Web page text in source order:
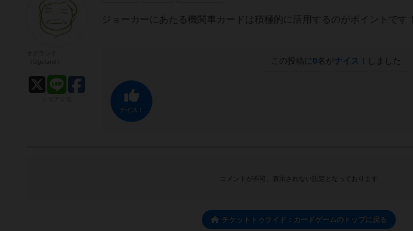
ジョーカーにあたる機関車カードは積極的に活用するのがポイントです！
この投稿に 0名がナイス！ しました
ナイス！
コメントが不可、表示されない設定となっております
チケットトゥライド：カードゲームのトップに戻る